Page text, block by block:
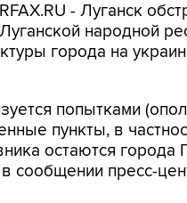
- Луганск
народной
города на
попытками
пункты, в
остаются города
сообщении пресс-